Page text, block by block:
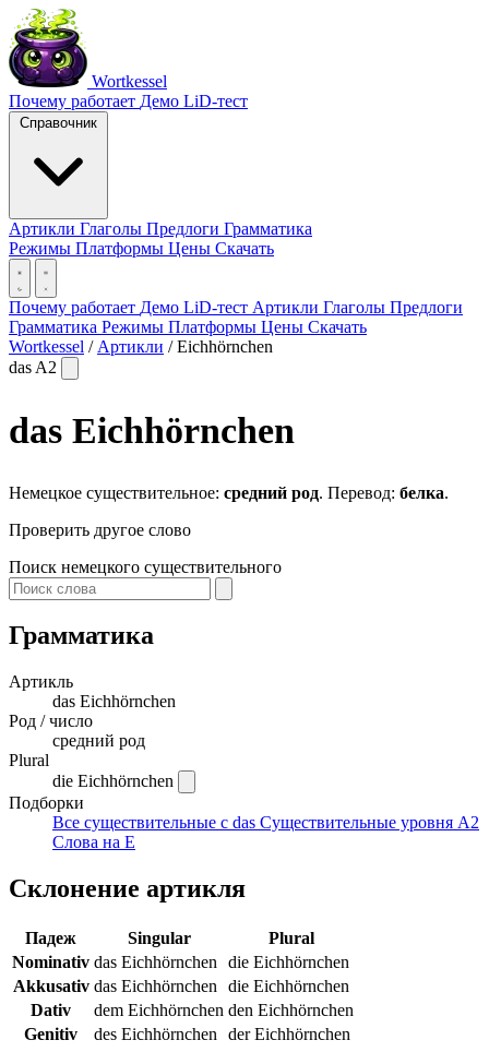
Wortkessel
Почему работает Демо LiD-тест
Справочник
Артикли Глаголы Предлоги Грамматика
Режимы Платформы Цены Скачать
Почему работает Демо LiD-тест Артикли Глаголы Предлоги
Грамматика Режимы Платформы Цены Скачать
Wortkessel / Артикли / Eichhörnchen
das A2
das Eichhörnchen
Немецкое существительное: средний род. Перевод: белка.
Проверить другое слово
Поиск немецкого существительного
Грамматика
Артикль
das Eichhörnchen
Род / число
средний род
Plural
die Eichhörnchen
Подборки
Все существительные с das Существительные уровня A2
Слова на E
Склонение артикля
Падеж Singular
Plural
Nominativ das Eichhörnchen
die Eichhörnchen
Akkusativ das Eichhörnchen
die Eichhörnchen
Dativ
dem Eichhörnchen den Eichhörnchen
Genitiv
des Eichhörnchen der Eichhörnchen